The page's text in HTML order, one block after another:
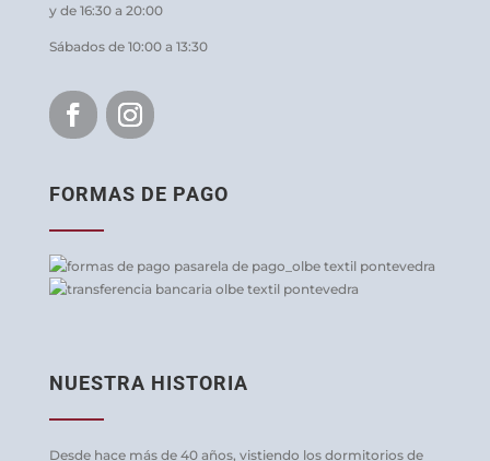
y de 16:30 a 20:00
Sábados de 10:00 a 13:30
FORMAS DE PAGO
NUESTRA HISTORIA
Desde hace más de 40 años, vistiendo los dormitorios de